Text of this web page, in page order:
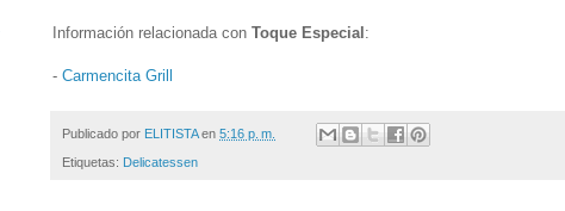
Información relacionada con Toque Especial:
- Carmencita Grill
Publicado por ELITISTA en 5:16 p. m.
Etiquetas: Delicatessen